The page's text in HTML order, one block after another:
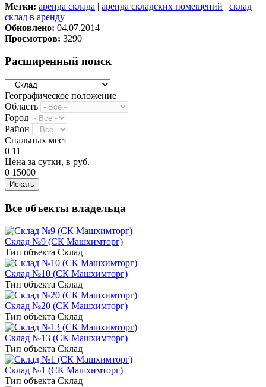
Метки: аренда склада | аренда складских помещений | склад |
склад в аренду
Обновлено: 04.07.2014
Просмотров: 3290
Расширенный поиск
Географическое положение
Область
Город
Район
Спальных мест
0 11
Цена за сутки, в руб.
0 15000
Все объекты владельца
Склад №9 (СК Машхимторг)
Тип объекта Склад
Склад №10 (СК Машхимторг)
Тип объекта Склад
Склад №20 (СК Машхимторг)
Тип объекта Склад
Склад №13 (СК Машхимторг)
Тип объекта Склад
Склад №1 (СК Машхимторг)
Тип объекта Склад